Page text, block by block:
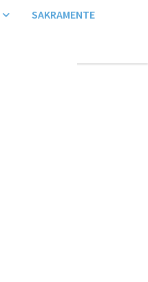
SAKRAMENTE